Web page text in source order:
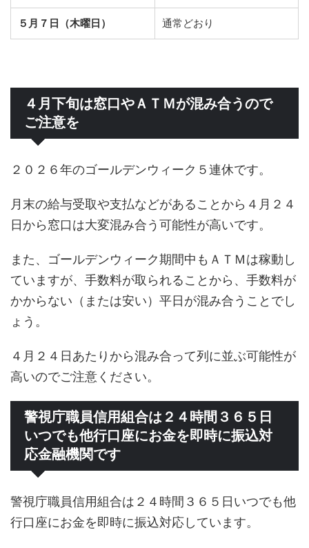
５月７日（木曜日） 通常どおり
４月下旬は窓口やＡＴＭが混み合うので
ご注意を
２０２６年のゴールデンウィーク５連休です。
月末の給与受取や支払などがあることから４月２４
日から窓口は大変混み合う可能性が高いです。
また、ゴールデンウィーク期間中もＡＴＭは稼動し
ていますが、手数料が取られることから、手数料が
かからない（または安い）平日が混み合うことでし
ょう。
４月２４日あたりから混み合って列に並ぶ可能性が
高いのでご注意ください。
警視庁職員信用組合は２４時間３６５日
いつでも他行口座にお金を即時に振込対
応金融機関です
警視庁職員信用組合は２４時間３６５日いつでも他
行口座にお金を即時に振込対応しています。